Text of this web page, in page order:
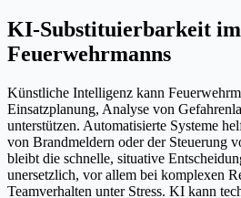
KI-Substituierbarkeit
Feuerwehrmanns
Künstliche Intelligenz kann
Einsatzplanung, Analyse von
unterstützen. Automatisierte Systeme
von Brandmeldern oder der Steuerung
bleibt die schnelle, situative
unersetzlich, vor allem bei komplexen
Teamverhalten unter Stress. KI kann